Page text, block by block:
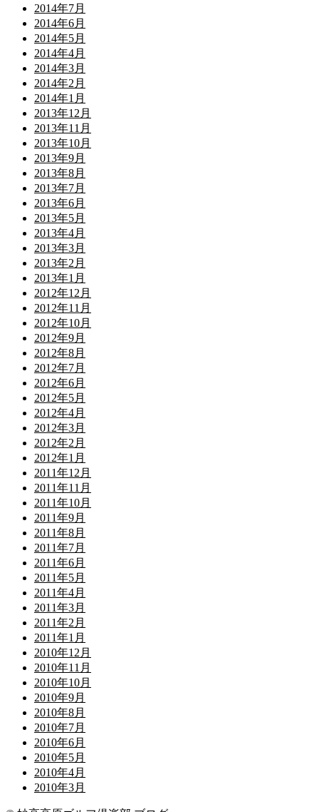
2014年7月
2014年6月
2014年5月
2014年4月
2014年3月
2014年2月
2014年1月
2013年12月
2013年11月
2013年10月
2013年9月
2013年8月
2013年7月
2013年6月
2013年5月
2013年4月
2013年3月
2013年2月
2013年1月
2012年12月
2012年11月
2012年10月
2012年9月
2012年8月
2012年7月
2012年6月
2012年5月
2012年4月
2012年3月
2012年2月
2012年1月
2011年12月
2011年11月
2011年10月
2011年9月
2011年8月
2011年7月
2011年6月
2011年5月
2011年4月
2011年3月
2011年2月
2011年1月
2010年12月
2010年11月
2010年10月
2010年9月
2010年8月
2010年7月
2010年6月
2010年5月
2010年4月
2010年3月